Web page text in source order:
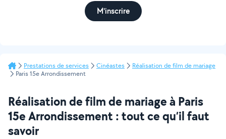
M'inscrire
Prestations de services Cinéastes
Réalisation de film de mariage
Paris 15e Arrondissement
Réalisation de film de mariage à Paris
15e Arrondissement : tout ce qu’il faut
savoir